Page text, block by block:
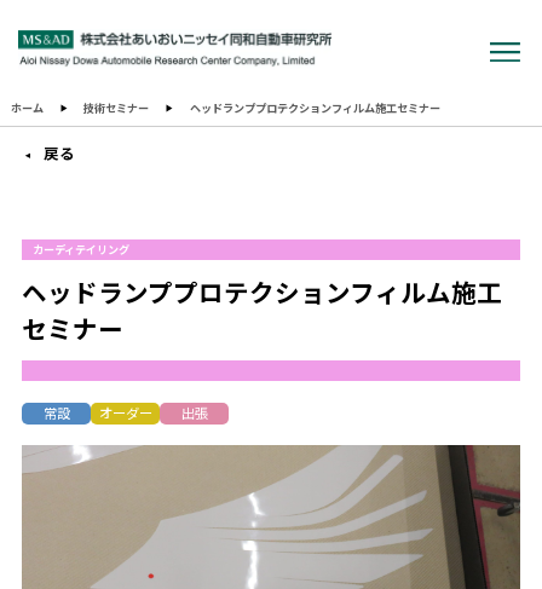
ホーム 技術セミナー ヘッドランププロテクションフィルム施工セミナー
戻る
カーディテイリング
ヘッドランププロテクションフィルム施工
セミナー
常設 オーダー 出張